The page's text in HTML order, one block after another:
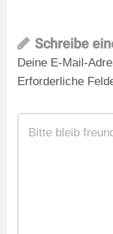
Schreibe
Deine E-Mail-
Erforderliche